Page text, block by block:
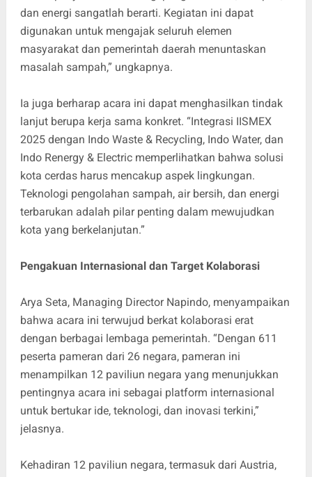
dan energi sangatlah berarti. Kegiatan ini dapat
digunakan untuk mengajak seluruh elemen
masyarakat dan pemerintah daerah menuntaskan
masalah sampah,” ungkapnya.
Ia juga berharap acara ini dapat menghasilkan tindak
lanjut berupa kerja sama konkret. “Integrasi IISMEX
2025 dengan Indo Waste & Recycling, Indo Water, dan
Indo Renergy & Electric memperlihatkan bahwa solusi
kota cerdas harus mencakup aspek lingkungan.
Teknologi pengolahan sampah, air bersih, dan energi
terbarukan adalah pilar penting dalam mewujudkan
kota yang berkelanjutan.”
Pengakuan Internasional dan Target Kolaborasi
Arya Seta, Managing Director Napindo, menyampaikan
bahwa acara ini terwujud berkat kolaborasi erat
dengan berbagai lembaga pemerintah. “Dengan 611
peserta pameran dari 26 negara, pameran ini
menampilkan 12 paviliun negara yang menunjukkan
pentingnya acara ini sebagai platform internasional
untuk bertukar ide, teknologi, dan inovasi terkini,”
jelasnya.
Kehadiran 12 paviliun negara, termasuk dari Austria,